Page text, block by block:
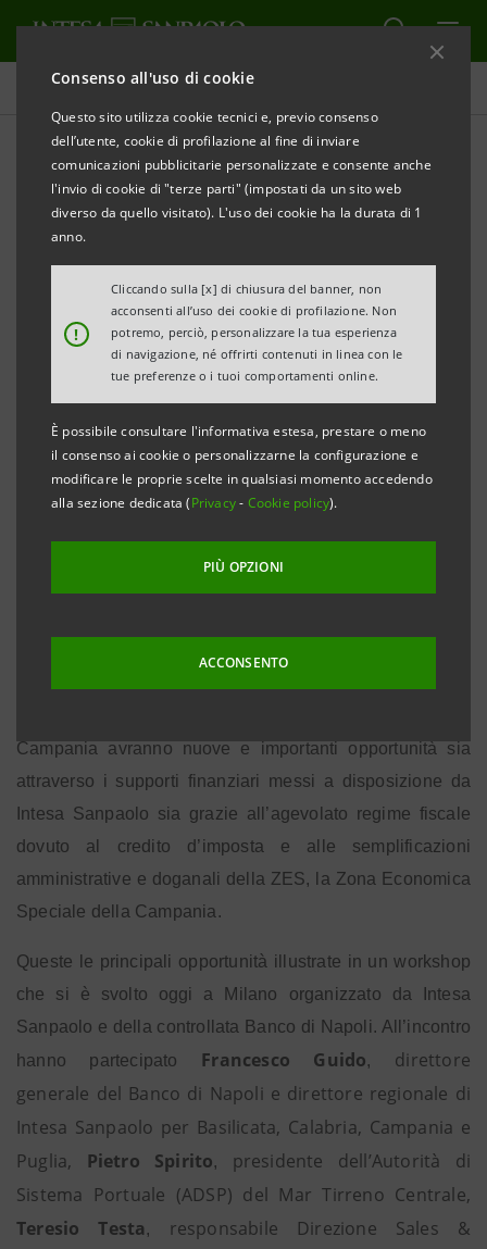
Consenso all'uso di cookie
Questo sito utilizza cookie tecnici e, previo consenso
dell’utente, cookie di profilazione al fine di inviare
comunicazioni pubblicitarie personalizzate e consente anche
l'invio di cookie di "terze parti" (impostati da un sito web
diverso da quello visitato). L'uso dei cookie ha la durata di 1
anno.
!
Cliccando sulla [x] di chiusura del banner, non
acconsenti all’uso dei cookie di profilazione. Non
potremo, perciò, personalizzare la tua esperienza
di navigazione, né offrirti contenuti in linea con le
tue preferenze o i tuoi comportamenti online.
È possibile consultare l'informativa estesa, prestare o meno
il consenso ai cookie o personalizzarne la configurazione e
modificare le proprie scelte in qualsiasi momento accedendo
alla sezione dedicata (Privacy- Cookie policy).
PIÙ OPZIONI
ACCONSENTO
Comunicati stampa
STAMPA
AGGIORNA
ZES CAMPANIA
I VANTAGGI PER LE AZIENDE IMPORT-EXPORT
PLAFOND DI 1,5 MILIARDI
Intesa Sanpaolo e Banco di Napoli illustrano alle
offerte dalla ZES (Zona Economica Speciale) della
Campania
Un fenomeno in crescita in tutti i Paesi del mondo.
Dalle79 Zone Franche del 1975 in 25 Paesi del
mondo alle attuali 4.500 Zone in 135 Paesi
Campania avranno nuove e importanti opportunità sia
attraverso i supporti finanziari messi a disposizione da
Intesa Sanpaolo sia grazie all’agevolato regime fiscale
dovuto al credito d’imposta e alle semplificazioni
amministrative e doganali della ZES, la Zona Economica
Speciale della Campania.
Queste le principali opportunità illustrate in un workshop
che si è svolto oggi a Milano organizzato da Intesa
Sanpaolo e della controllata Banco di Napoli. All’incontro
hanno partecipato Francesco Guido, direttore
generale del Banco di Napoli e direttore regionale di
Intesa Sanpaolo per Basilicata, Calabria, Campania e
Puglia, Pietro Spirito, presidente dell’Autorità di
Sistema Portuale (ADSP) del Mar Tirreno Centrale,
Teresio Testa , responsabile Direzione Sales &